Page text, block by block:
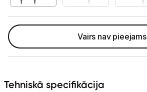
Matu taisnotāji
Matu veidotāji
Vairs nav pieejams
Tehniskā specifikācija